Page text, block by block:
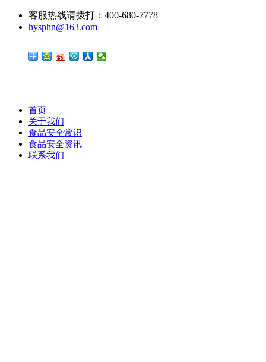
客服热线请拨打：400-680-7778
hysphn@163.com
首页
关于我们
食品安全常识
食品安全资讯
联系我们